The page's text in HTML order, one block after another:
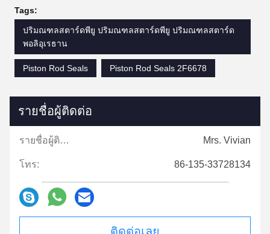
Tags:
ปริมณฑลสตาร์ดพียู ปริมณฑลสตาร์ดพียู ปริมณฑลสตาร์ด
พอลิอุเรธาน
Piston Rod Seals Piston Rod Seals 2F6678
รายชื่อผู้ติดต่อ
รายชื่อผู้ติดต่อ: Mrs. Vivian
โทร: 86-135-33728134
ติดต่อเลย